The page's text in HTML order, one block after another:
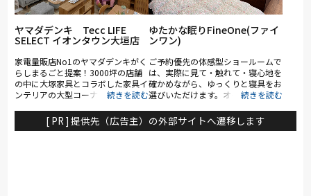
ヤマダデンキ Tecc LIFE
SELECT イオンタウン大垣店
家電量販店No1のヤマダデンキがく
らしまるごと提案！3000坪の店舗
の中に大塚家具とコラボした家具イ
ンテリアの大型コーナー（約1,000
ニングなど地域最大級の品揃え。
「体感・体験」をコンセプトに、リ
ゆたかな眠りFineOne(ファイ
ンワン)
ご予約優先の体感型ショールームで
は、実際に見て・触れて・寝心地を
確かめながら、ゆっくりと寝具をお
選びいただけます。オーダーメイド
ライダル寝具、夏の布団や眠りのご
相談もお気軽にお申し付けくださ
[ PR ] 提供先（広告主）の外部サイトへ遷移します